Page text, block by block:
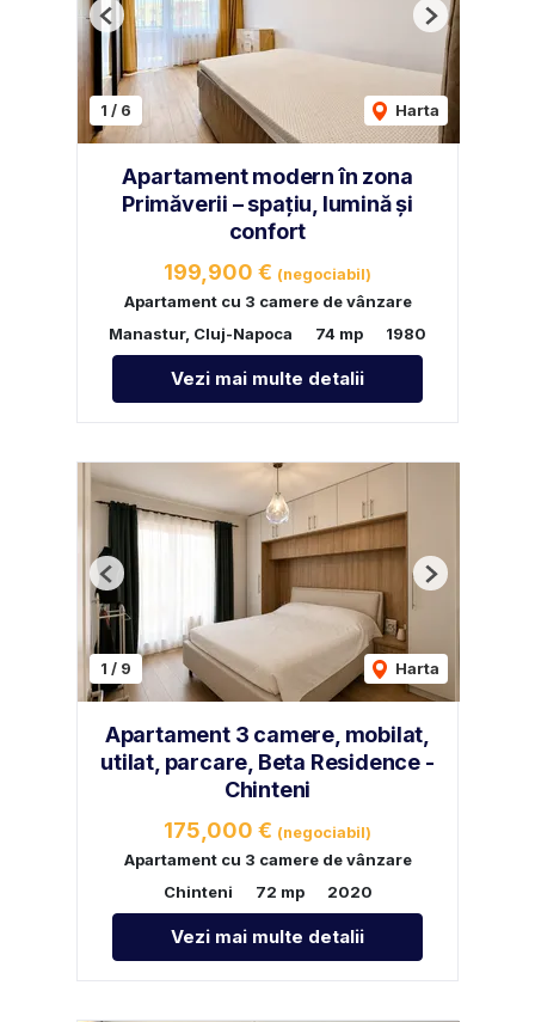
1 / 6 Harta
Previous Next
Apartament modern în zona
Primăverii – spațiu, lumină și
confort
199,900 € (negociabil)
Apartament cu 3 camere de vânzare
Manastur, Cluj-Napoca
74 mp 1980
Vezi mai multe detalii
1 / 9 Harta
Previous Next
Apartament 3 camere, mobilat,
utilat, parcare, Beta Residence -
Chinteni
175,000 € (negociabil)
Apartament cu 3 camere de vânzare
Chinteni
72 mp 2020
Vezi mai multe detalii